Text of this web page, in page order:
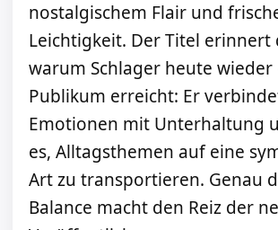
nostalgischem Flair und
Leichtigkeit. Der Titel erinnert
warum Schlager heute
Publikum erreicht: Er
Emotionen mit Unterhaltung
es, Alltagsthemen auf eine
Art zu transportieren. Genau
Balance macht den Reiz der